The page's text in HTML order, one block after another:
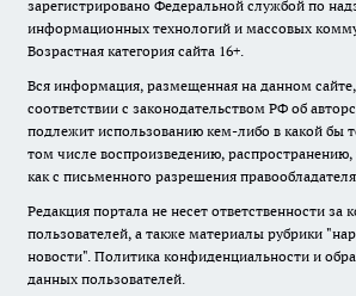
зарегистрировано Федеральной службой по
информационных технологий и массовых
Возрастная категория сайта 16+.
Вся информация, размещенная на данном сайте,
соответствии с законодательством РФ об
подлежит использованию кем-либо в какой бы
том числе воспроизведению, распространению,
как с письменного разрешения
Редакция портала не несет ответственности за
пользователей, а также материалы рубрики
новости". Политика конфиденциальности и
данных пользователей.